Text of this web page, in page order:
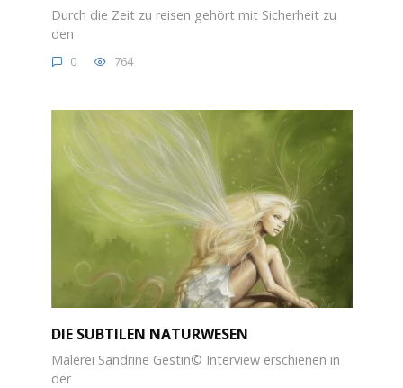
Durch die Zeit zu reisen gehört mit Sicherheit zu
den
0 764
DIE SUBTILEN NATURWESEN
Malerei Sandrine Gestin© Interview erschienen in
der